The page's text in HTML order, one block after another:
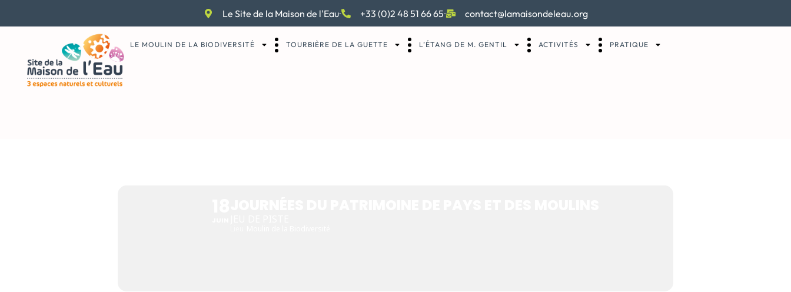
Le Site de la Maison de l'Eau +33 (0)2 48 51 66 65 contact@lamaisondeleau.org
LE MOULIN DE LA BIODIVERSITÉ TOURBIÈRE DE LA GUETTE L’ÉTANG DE M. GENTIL ACTIVITÉS PRATIQUE